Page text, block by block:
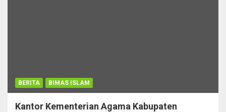
BERITA BIMAS ISLAM
Kantor Kementerian Agama Kabupaten